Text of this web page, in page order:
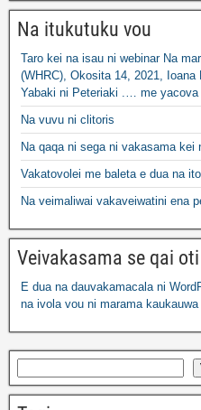
Na itukutuku vou
Taro kei na isau ni webinar Na
(WHRC), Okosita 14, 2021, Ioana
Yabaki ni Peteriaki .… me yacova
Na vuvu ni clitoris
Na qaqa ni sega ni vakasama
Vakatovolei me baleta e dua na
Na veimaliwai vakaveiwatini ena
Veivakasama se qai
E dua na dauvakamacala ni
na ivola vou ni marama